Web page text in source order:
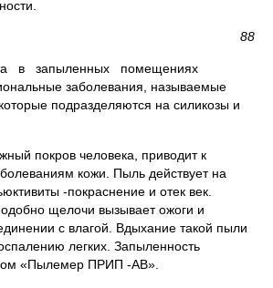
88
в запыленных помещениях
заболевания, называемые
подразделяются на силикозы и
покров человека, приводит к
кожи. Пыль действует на
-покраснение и отек век.
щелочи вызывает ожоги и
с влагой. Вдыхание такой пыли
легких. Запыленность
«Пылемер ПРИП -АВ».